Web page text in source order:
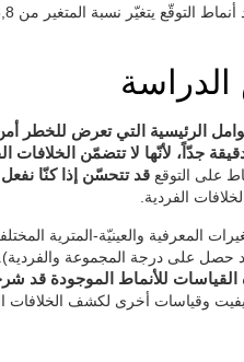
الرئيسية التي تعرض للخطر
جدّاً، لأنّها لا تتضمّن الخلافات
على التوقع قد تتحسّن إذا كنّا
الفردية.
حصل على درجة المجموعة والفردية). قد
للأنماط الموجودة قد شرحت
وقياسات أخرى لكشف الخلافات